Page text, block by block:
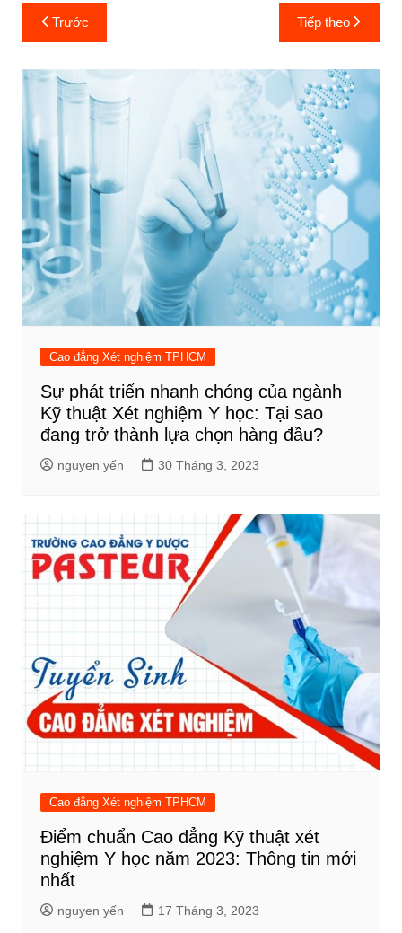
Điều
hướng
bài
Trước Tiếp theo
Cao đẳng Xét nghiệm TPHCM
Sự phát triển nhanh chóng của ngành
Kỹ thuật Xét nghiệm Y học: Tại sao
đang trở thành lựa chọn hàng đầu?
nguyen yến 30 Tháng 3, 2023
Cao đẳng Xét nghiệm TPHCM
Điểm chuẩn Cao đẳng Kỹ thuật xét
nghiệm Y học năm 2023: Thông tin mới
nhất
nguyen yến 17 Tháng 3, 2023